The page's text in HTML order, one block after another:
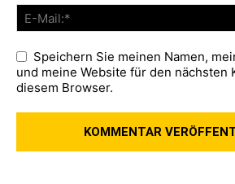
Speichern Sie meinen Namen,
und meine Website für den nächsten
diesem Browser.